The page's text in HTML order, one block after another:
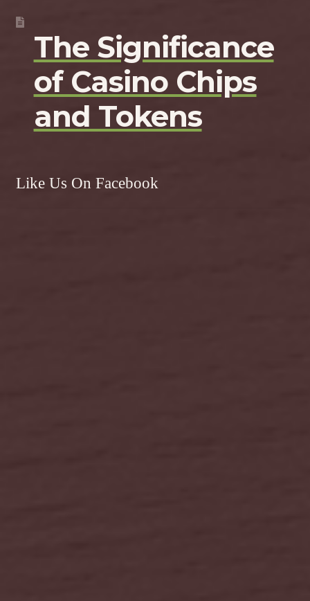
The Significance
of Casino Chips
and Tokens
Like Us On Facebook